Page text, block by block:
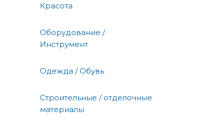
Красота
Оборудование /
Инструмент
Одежда / Обувь
Строительные / отделочные
материалы